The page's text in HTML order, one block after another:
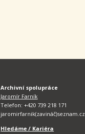
Archivní spolupráce
Jaromír Farník
Telefon: +420 739 218 171
jaromirfarnik(zavináč)seznam.cz
Hledáme / Kariéra